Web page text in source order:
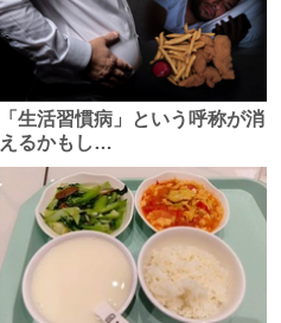
「生活習慣病」という呼称が消
えるかもし…